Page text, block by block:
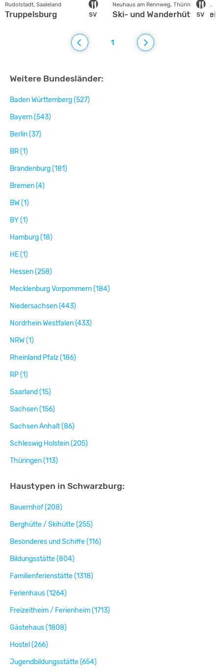
SV
Rudolstadt, Saaleland
Truppelsburg SV
Ski- und Wanderhütte
1
Weitere Bundesländer:
Baden Württemberg (527)
Bayern (543)
Berlin (37)
BR (1)
Brandenburg (181)
Bremen (4)
BW (1)
BY (1)
Hamburg (18)
HE (1)
Hessen (258)
Mecklenburg Vorpommern (184)
Niedersachsen (443)
Nordrhein Westfalen (433)
NRW (1)
Rheinland Pfalz (186)
RP (1)
Saarland (15)
Sachsen (156)
Sachsen Anhalt (86)
Schleswig Holstein (205)
Thüringen (113)
Haustypen in Schwarzburg:
Bauernhof (208)
Berghütte / Skihütte (255)
Besonderes und Schiffe (116)
Bildungsstätte (804)
Familienferienstätte (1318)
Ferienhaus (1264)
Freizeitheim / Ferienheim (1713)
Gästehaus (1808)
Hostel (266)
Jugendbildungsstätte (654)